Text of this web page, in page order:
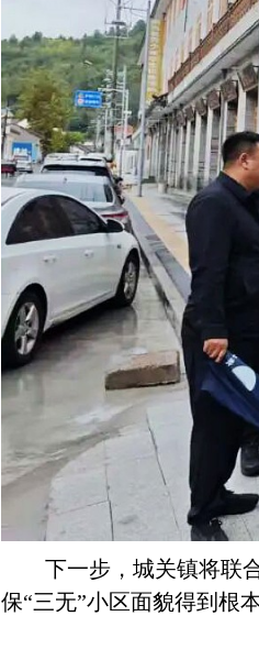
下一步，城关镇将联
保“三无”小区面貌得到根